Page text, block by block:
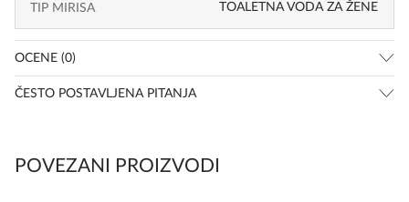
TIP MIRISA TOALETNA VODA ZA ŽENE
OCENE (0)
ČESTO POSTAVLJENA PITANJA
POVEZANI PROIZVODI